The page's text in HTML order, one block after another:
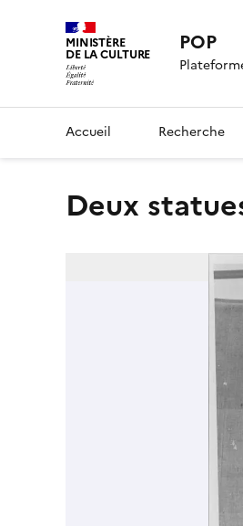
MINISTÈRE
DE LA CULTURE POP
Accueil Recherche
deux